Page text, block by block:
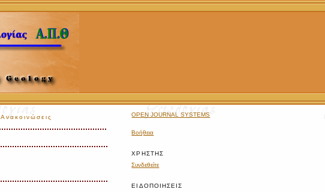
OPEN JOURNAL SYSTEMS
Βοήθεια
ΧΡΉΣΤΗΣ
Συνδεθείτε
ΕΙΔΟΠΟΙΉΣΕΙΣ
Ανακοινώσεις